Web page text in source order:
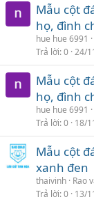
Mẫu cột
họ, đình
hue hue 6991
Trả lời 0 24/
Mẫu cột
họ, đình
hue hue 6991
Trả lời 0 18/
Mẫu cột
xanh đen
thaivinh Rao
Trả lời 0 13/